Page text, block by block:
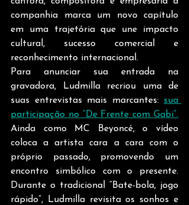
companhia marca um novo capítulo
em uma trajetória que une impacto
cultural, sucesso comercial e
reconhecimento internacional.
Para anunciar sua entrada na
gravadora, Ludmilla recriou uma de
suas entrevistas mais marcantes: sua
participação no “De Frente com Gabi”.
Ainda como MC Beyoncé, o vídeo
coloca a artista cara a cara com o
próprio passado, promovendo um
encontro simbólico com o presente.
Durante o tradicional “Bate-bola, jogo
rápido”, Ludmilla revisita os sonhos e